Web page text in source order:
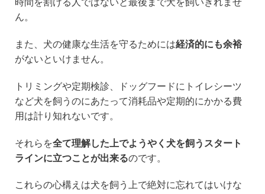
時間を割ける人ではないと最後まで犬を飼いきれませ
ん。
また、犬の健康な生活を守るためには経済的にも余裕
がないといけません。
トリミングや定期検診、ドッグフードにトイレシーツ
など犬を飼うのにあたって消耗品や定期的にかかる費
用は計り知れないです。
それらを全て理解した上でようやく犬を飼うスタート
ラインに立つことが出来るのです。
これらの心構えは犬を飼う上で絶対に忘れてはいけな